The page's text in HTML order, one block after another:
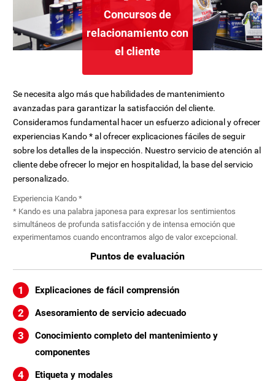
Concursos de
relacionamiento con
el cliente
Se necesita algo más que habilidades de mantenimiento
avanzadas para garantizar la satisfacción del cliente.
Consideramos fundamental hacer un esfuerzo adicional y ofrecer
experiencias Kando * al ofrecer explicaciones fáciles de seguir
sobre los detalles de la inspección. Nuestro servicio de atención al
cliente debe ofrecer lo mejor en hospitalidad, la base del servicio
personalizado.
Experiencia Kando *
* Kando es una palabra japonesa para expresar los sentimientos
simultáneos de profunda satisfacción y de intensa emoción que
experimentamos cuando encontramos algo de valor excepcional.
Puntos de evaluación
Explicaciones de fácil comprensión
Asesoramiento de servicio adecuado
Conocimiento completo del mantenimiento y
componentes
Etiqueta y modales